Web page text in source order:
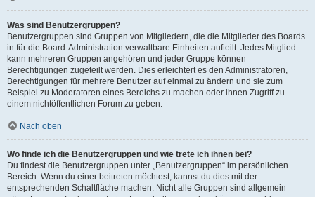
Was sind Benutzergruppen?
Benutzergruppen sind Gruppen von Mitgliedern, die die Mitglieder des Boards
in für die Board-Administration verwaltbare Einheiten aufteilt. Jedes Mitglied
kann mehreren Gruppen angehören und jeder Gruppe können
Berechtigungen zugeteilt werden. Dies erleichtert es den Administratoren,
Berechtigungen für mehrere Benutzer auf einmal zu ändern und sie zum
Beispiel zu Moderatoren eines Bereichs zu machen oder ihnen Zugriff zu
einem nichtöffentlichen Forum zu geben.
Nach oben
Wo finde ich die Benutzergruppen und wie trete ich ihnen bei?
Du findest die Benutzergruppen unter „Benutzergruppen“ im persönlichen
Bereich. Wenn du einer beitreten möchtest, kannst du dies mit der
entsprechenden Schaltfläche machen. Nicht alle Gruppen sind allgemein